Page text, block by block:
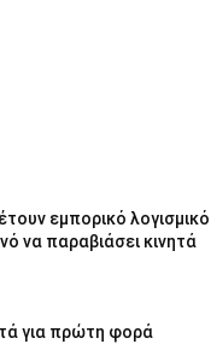
εμπορικό λογισμικό
να παραβιάσει κινητά
για πρώτη φορά